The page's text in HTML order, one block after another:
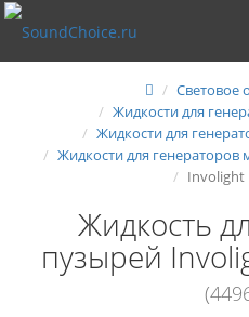
Световое
Жидкости для
Жидкости для
Жидкости для
Involight
Жидкость
пузырей